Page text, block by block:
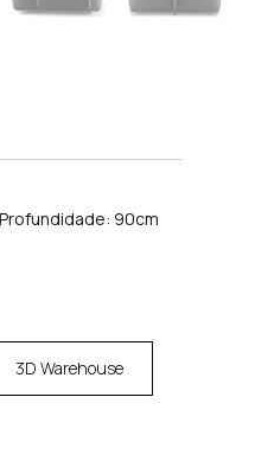
90cm
3D Warehouse